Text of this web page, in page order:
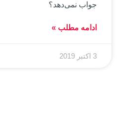
جواب نمی‌دهد؟
ادامه مطلب »
3 اکتبر 2019